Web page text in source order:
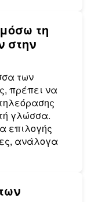
τη
στην
των
πρέπει να
γλώσσα.
επιλογής
ανάλογα